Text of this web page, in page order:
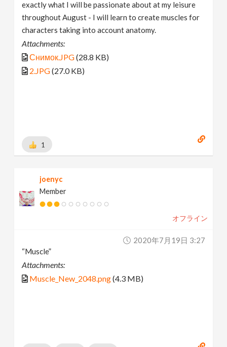
exactly what I will be passionate about at my leisure
throughout August - I will learn to create muscles for
characters taking into account anatomy.
Attachments:
Снимок.JPG(28.8 KB)
2.JPG(27.0 KB)
1
joenyc
Member
オフライン
2020年7月19日 3:27
“Muscle”
Attachments:
Muscle_New_2048.png(4.3 MB)